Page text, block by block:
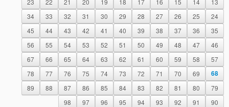
13
14
15
16
17
18
19
20
21
22
23
24
25
26
27
28
29
30
31
32
33
34
35
36
37
38
39
40
41
42
43
44
45
46
47
48
49
50
51
52
53
54
55
56
57
58
59
60
61
62
63
64
65
66
67
68
69
70
71
72
73
74
75
76
77
78
79
80
81
82
83
84
85
86
87
88
89
90
91
92
93
94
95
96
97
98